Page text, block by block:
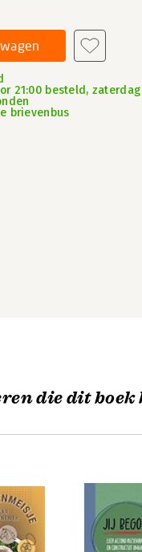
21:00 besteld,
brievenbus
die dit boek